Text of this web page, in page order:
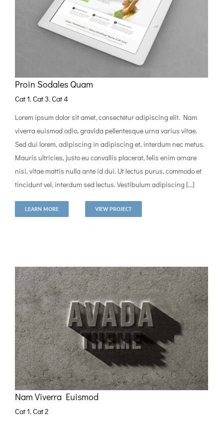
Proin Sodales Quam
Cat 1, Cat 3, Cat 4
Lorem ipsum dolor sit amet, consectetur adipiscing elit. Nam
viverra euismod odio, gravida pellentesque urna varius vitae.
Sed dui lorem, adipiscing in adipiscing et, interdum nec metus.
Mauris ultricies, justo eu convallis placerat, felis enim ornare
nisi, vitae mattis nulla ante id dui. Ut lectus purus, commodo et
tincidunt vel, interdum sed lectus. Vestibulum adipiscing [...]
LEARN MORE VIEW PROJECT
Nam Viverra Euismod
Cat 1, Cat 2